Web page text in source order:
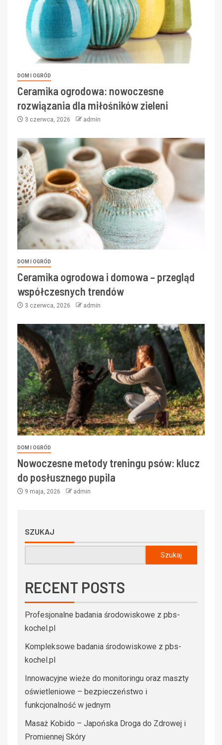
DOM I OGRÓD
Ceramika ogrodowa: nowoczesne
rozwiązania dla miłośników zieleni
3 czerwca, 2026 admin
DOM I OGRÓD
Ceramika ogrodowa i domowa – przegląd
współczesnych trendów
3 czerwca, 2026 admin
DOM I OGRÓD
Nowoczesne metody treningu psów: klucz
do posłusznego pupila
9 maja, 2026 admin
SZUKAJ
Szukaj
RECENT POSTS
Profesjonalne badania środowiskowe z pbs-
kochel.pl
Kompleksowe badania środowiskowe z pbs-
kochel.pl
Innowacyjne wieże do monitoringu oraz maszty
oświetleniowe – bezpieczeństwo i
funkcjonalność w jednym
Masaż Kobido – Japońska Droga do Zdrowej i
Promiennej Skóry